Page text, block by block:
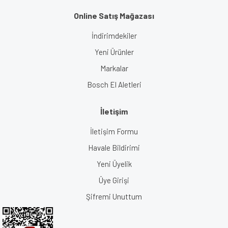
Online Satış Mağazası
İndirimdekiler
Yeni Ürünler
Markalar
Bosch El Aletleri
İletişim
İletişim Formu
Havale Bildirimi
Yeni Üyelik
Üye Girişi
Şifremi Unuttum